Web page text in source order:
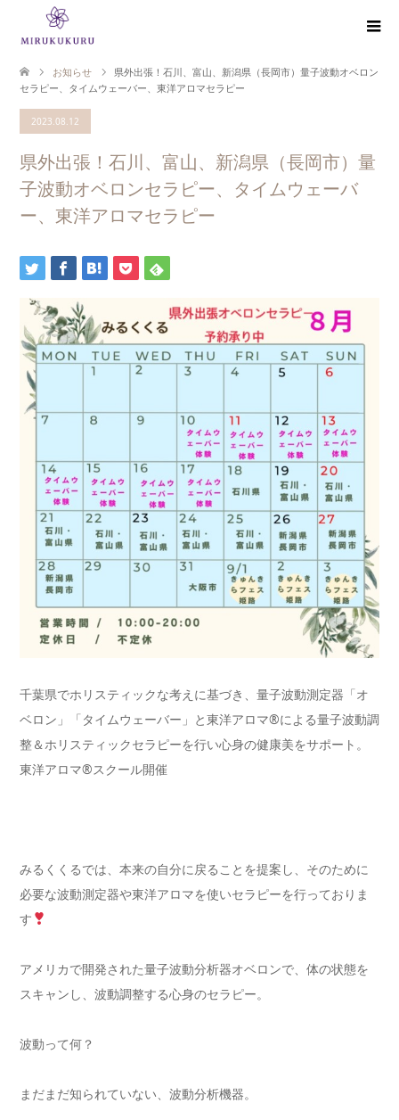
お知らせ
県外出張！石川、富山、新潟県（長岡市）量子波動オベロン
セラピー、タイムウェーバー、東洋アロマセラピー
2023.08.12
県外出張！石川、富山、新潟県（長岡市）量
子波動オベロンセラピー、タイムウェーバ
ー、東洋アロマセラピー
千葉県でホリスティックな考えに基づき、量子波動測定器「オ
ベロン」「タイムウェーバー」と東洋アロマ®による量子波動調
整＆ホリスティックセラピーを行い心身の健康美をサポート。
東洋アロマ®スクール開催
みるくくるでは、本来の自分に戻ることを提案し、そのために
必要な波動測定器や東洋アロマを使いセラピーを行っておりま
す
アメリカで開発された量子波動分析器オベロンで、体の状態を
スキャンし、波動調整する心身のセラピー。
波動って何？
まだまだ知られていない、波動分析機器。